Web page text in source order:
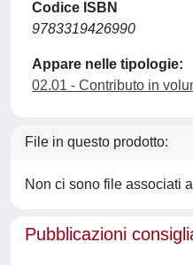
Codice ISBN
9783319426990
Appare nelle tipologie:
02.01 - Contributo in
File in questo prodotto:
Non ci sono file associati
Pubblicazioni